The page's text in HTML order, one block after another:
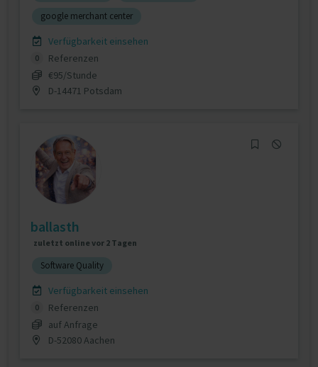
google merchant center
Verfügbarkeit einsehen
0
Referenzen
€95/Stunde
D-14471 Potsdam
ballasth
zuletzt online vor 2 Tagen
Software Quality
Verfügbarkeit einsehen
0
Referenzen
auf Anfrage
D-52080 Aachen